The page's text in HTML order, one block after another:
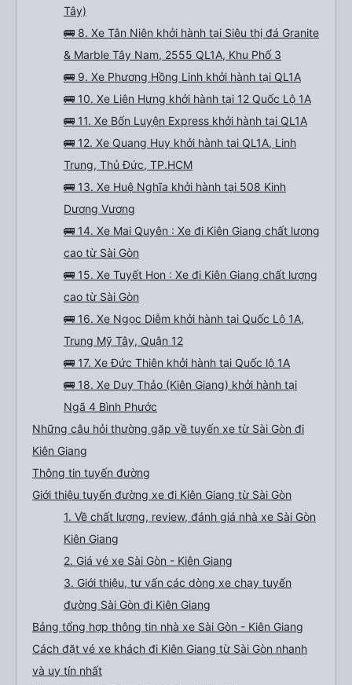
Tây)
🚌 8. Xe Tân Niên khởi hành tại Siêu thị đá Granite
& Marble Tây Nam, 2555 QL1A, Khu Phố 3
🚌 9. Xe Phương Hồng Linh khởi hành tại QL1A
🚌 10. Xe Liên Hưng khởi hành tại 12 Quốc Lộ 1A
🚌 11. Xe Bốn Luyện Express khởi hành tại QL1A
🚌 12. Xe Quang Huy khởi hành tại QL1A, Linh
Trung, Thủ Đức, TP.HCM
🚌 13. Xe Huệ Nghĩa khởi hành tại 508 Kinh
Dương Vương
🚌 14. Xe Mai Quyên : Xe đi Kiên Giang chất lượng
cao từ Sài Gòn
🚌 15. Xe Tuyết Hon : Xe đi Kiên Giang chất lượng
cao từ Sài Gòn
🚌 16. Xe Ngọc Diễm khởi hành tại Quốc Lộ 1A,
Trung Mỹ Tây, Quận 12
🚌 17. Xe Đức Thiên khởi hành tại Quốc lộ 1A
🚌 18. Xe Duy Thảo (Kiên Giang) khởi hành tại
Ngã 4 Bình Phước
Những câu hỏi thường gặp về tuyến xe từ Sài Gòn đi
Kiên Giang
Thông tin tuyến đường
Giới thiệu tuyến đường xe đi Kiên Giang từ Sài Gòn
1. Về chất lượng, review, đánh giá nhà xe Sài Gòn
Kiên Giang
2. Giá vé xe Sài Gòn - Kiên Giang
3. Giới thiệu, tư vấn các dòng xe chạy tuyến
đường Sài Gòn đi Kiên Giang
Bảng tổng hợp thông tin nhà xe Sài Gòn - Kiên Giang
Cách đặt vé xe khách đi Kiên Giang từ Sài Gòn nhanh
và uy tín nhất